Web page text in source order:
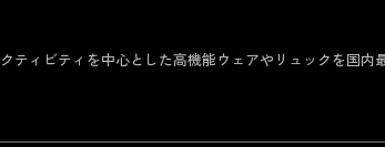
ィビティを中心とした高機能ウェアやリュックを国内